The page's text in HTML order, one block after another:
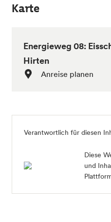
Karte
Energieweg 08:
Hirten
Anreise planen
Verantwortlich für diesen
Diese
und